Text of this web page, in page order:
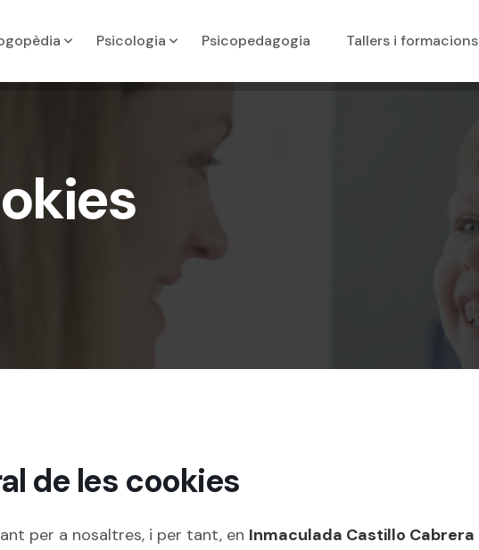
Psicologia Psicopedagogia Tallers i formacions
de les cookies
per a nosaltres, i per tant, en Inmaculada Castillo Cabrera